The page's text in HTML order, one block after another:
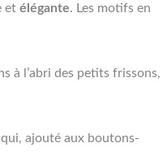
et élégante. Les motifs en
à l’abri des petits frissons,
ajouté aux boutons-